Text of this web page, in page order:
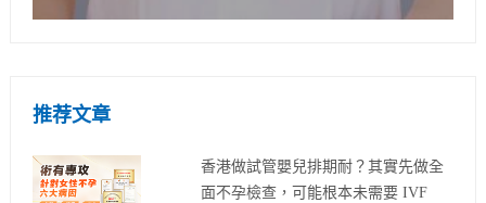
推荐文章
香港做試管嬰兒排期耐？其實先做全
面不孕檢查，可能根本未需要 IVF